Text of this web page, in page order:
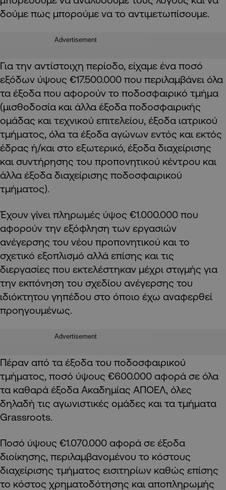
δούμε πως μπορούμε να το αντιμετωπίσουμε.
Advertisement
Για την αντίστοιχη περίοδο, είχαμε ένα ποσό
εξόδων ύψους €17.500.000 που περιλαμβάνει όλα
τα έξοδα που αφορούν το ποδοσφαιρικό τμήμα
(μισθοδοσία και άλλα έξοδα ποδοσφαιρικής
ομάδας και τεχνικού επιτελείου, έξοδα ιατρικού
τμήματος, όλα τα έξοδα αγώνων εντός και εκτός
έδρας ή/και στο εξωτερικό, έξοδα διαχείρισης
και συντήρησης του προπονητικού κέντρου και
άλλα έξοδα διαχείρισης ποδοσφαιρικού
τμήματος).
Έχουν γίνει πληρωμές ύψος €1.000.000 που
αφορούν την εξόφληση των εργασιών
ανέγερσης του νέου προπονητικού και το
σχετικό εξοπλισμό αλλά επίσης και τις
διεργασίες που εκτελέστηκαν μέχρι στιγμής για
την εκπόνηση του σχεδίου ανέγερσης του
ιδιόκτητου γηπέδου στο όποιο έχω αναφερθεί
προηγουμένως.
Advertisement
Πέραν από τα έξοδα του ποδοσφαιρικού
τμήματος, ποσό ύψους €600.000 αφορά σε όλα
τα καθαρά έξοδα Ακαδημίας ΑΠΟΕΛ, όλες
δηλαδή τις αγωνιστικές ομάδες και τα τμήματα
Grassroots.
Ποσό ύψους €1.070.000 αφορά σε έξοδα
διοίκησης, περιλαμβανομένου το κόστους
διαχείρισης τμήματος εισιτηρίων καθώς επίσης
το κόστος χρηματοδότησης και αποπληρωμής